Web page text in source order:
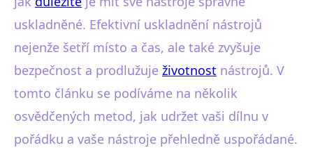
uskladněné. Efektivní uskladnění nástrojů
nejenže šetří místo a čas, ale také zvyšuje
bezpečnost a prodlužuje životnost nástrojů. V
tomto článku se podíváme na několik
osvědčených metod, jak udržet vaši dílnu v
pořádku a vaše nástroje přehledně uspořádané.